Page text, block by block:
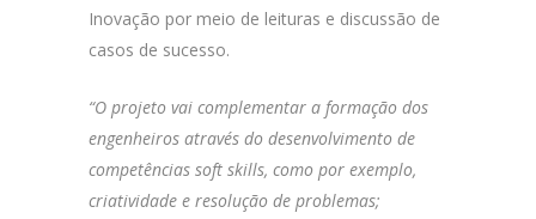
Inovação por meio de leituras e discussão de
casos de sucesso.
“O projeto vai complementar a formação dos
engenheiros através do desenvolvimento de
competências soft skills, como por exemplo,
criatividade e resolução de problemas;